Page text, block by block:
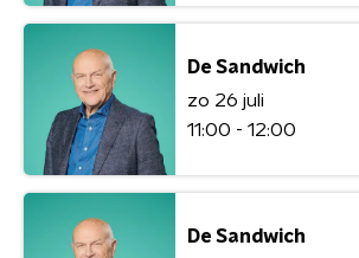
De Sandwich
zo 26 juli
11:00 - 12:00
De Sandwich